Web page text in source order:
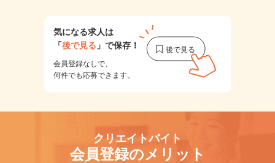
気になる求人は
「後で見る 」で保存！
会員登録なしで、
何件でも応募できます。
クリエイトバイト
会員登録のメリット